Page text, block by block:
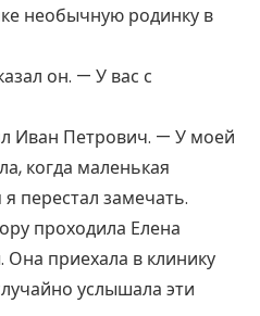
необычную родинку в
он. — У вас с
Иван Петрович. — У моей
когда маленькая
перестал замечать.
проходила Елена
Она приехала в клинику
услышала эти